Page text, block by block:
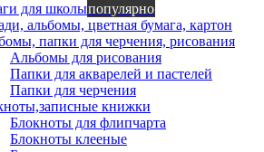
для школыпопулярно
альбомы, цветная бумага, картон
папки для черчения, рисования
Альбомы для рисования
Папки для акварелей и пастелей
Папки для черчения
книжки
Блокноты для флипчарта
Блокноты клееные